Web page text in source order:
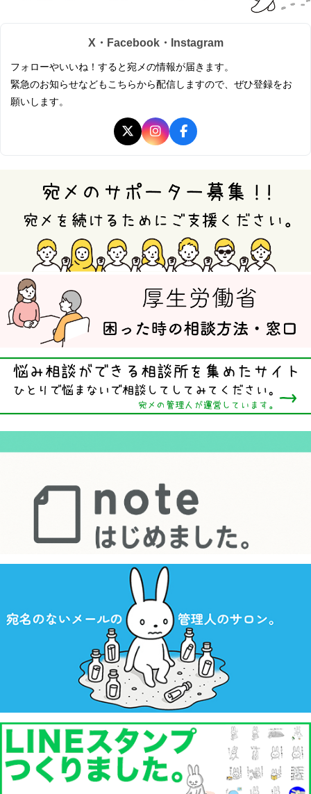
X・Facebook・Instagram
フォローやいいね！すると宛メの情報が届きます。
緊急のお知らせなどもこちらから配信しますので、ぜひ登録をお
願いします。